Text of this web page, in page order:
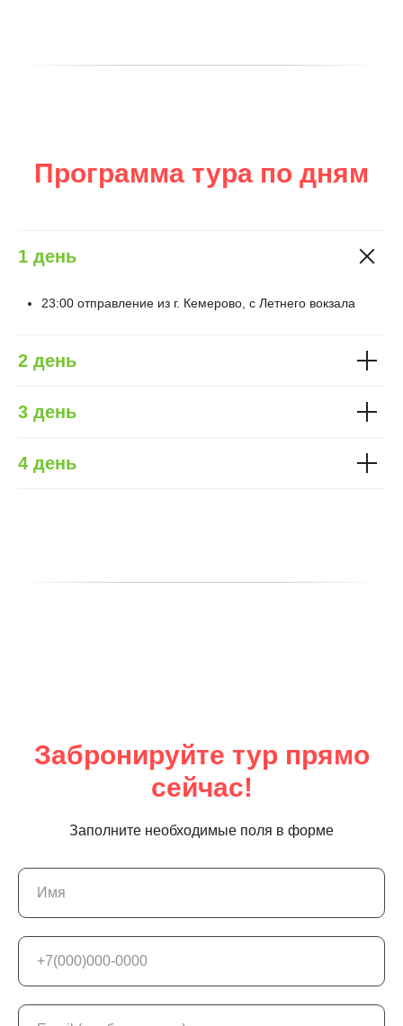
Программа тура по дням
1 день
23:00 отправление из г. Кемерово, с Летнего вокзала
2 день
3 день
4 день
Забронируйте тур прямо
сейчас!
Заполните необходимые поля в форме